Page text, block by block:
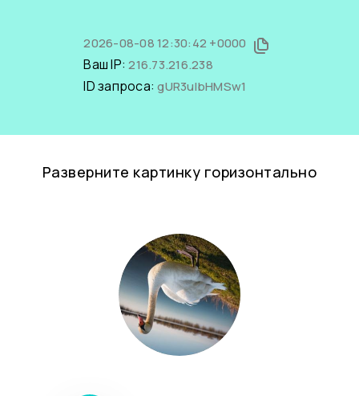
2026-08-08 12:30:42 +0000
Ваш IP:216.73.216.238
ID запроса:gUR3uIbHMSw1
Разверните картинку горизонтально